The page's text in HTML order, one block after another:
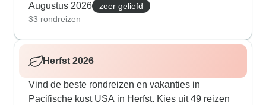
Augustus 2026
zeer geliefd
33 rondreizen
Herfst 2026
Vind de beste rondreizen en vakanties in
Pacifische kust USA in Herfst. Kies uit 49 reizen